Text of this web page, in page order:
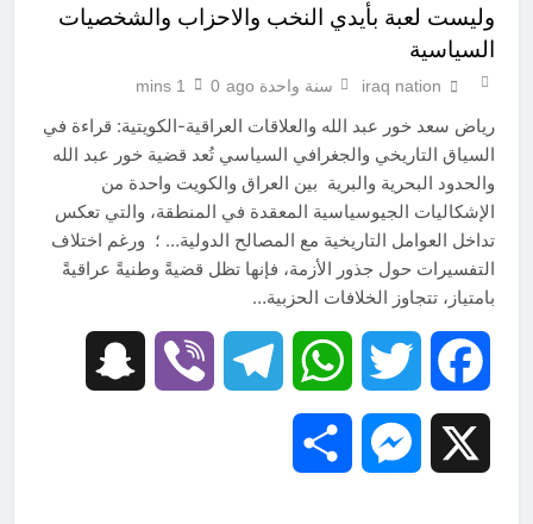
وليست لعبة بأيدي النخب والاحزاب والشخصيات
السياسية
iraq nation سنة واحدة ago 0
1 mins
رياض سعد خور عبد الله والعلاقات العراقية-الكويتية: قراءة في
السياق التاريخي والجغرافي السياسي تُعد قضية خور عبد الله
والحدود البحرية والبرية بين العراق والكويت واحدة من
الإشكاليات الجيوسياسية المعقدة في المنطقة، والتي تعكس
تداخل العوامل التاريخية مع المصالح الدولية… ؛ ورغم اختلاف
التفسيرات حول جذور الأزمة، فإنها تظل قضيةً وطنيةً عراقيةً
بامتياز، تتجاوز الخلافات الحزبية…
Facebook
Twitter
WhatsApp
Telegram
Viber
Messenger